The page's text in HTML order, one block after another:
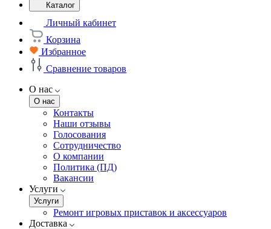
Каталог
Личный кабинет
Корзина
Избранное
Сравнение товаров
О нас
О нас
Контакты
Наши отзывы
Голосования
Сотрудничество
О компании
Политика (ПД)
Вакансии
Услуги
Услуги
Ремонт игровых приставок и аксессуаров
Доставка